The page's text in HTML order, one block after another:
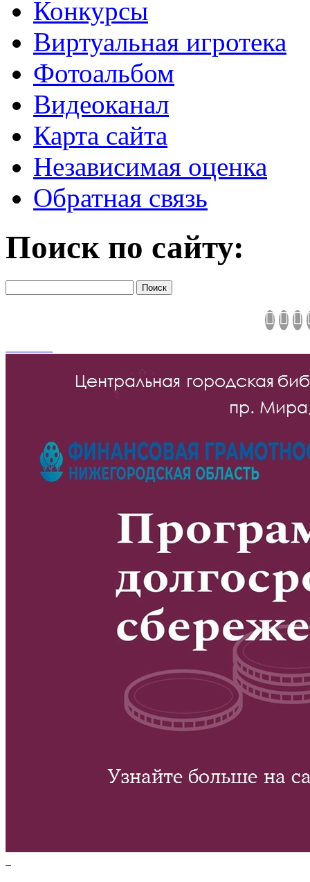
Конкурсы
Виртуальная игротека
Фотоальбом
Видеоканал
Карта сайта
Независимая оценка
Обратная связь
Поиск по сайту: